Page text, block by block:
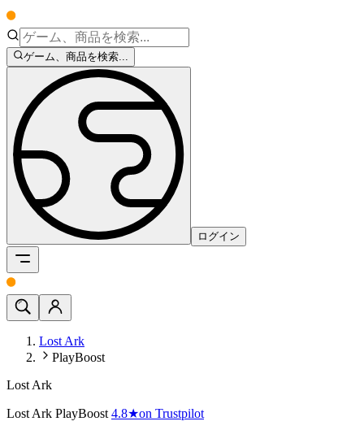
ゲーム、商品を検索...
ログイン
Lost Ark
PlayBoost
Lost Ark
Lost Ark PlayBoost 4.8★on Trustpilot